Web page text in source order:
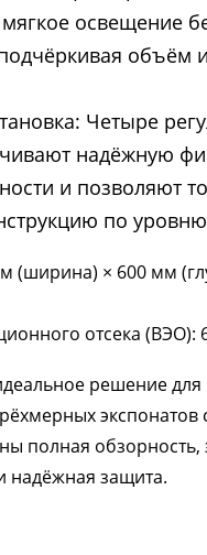
освещение
объём
Четыре
надёжную
и позволяют
по
(ширина) × 600 мм
отсека (ВЭО):
решение для
экспонатов
полная обзорность,
надёжная защита.